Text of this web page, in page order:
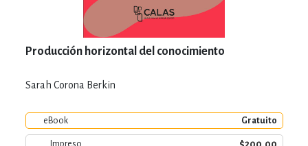
Producción horizontal del conocimiento
Sarah Corona Berkin
eBook Gratuito
Impreso